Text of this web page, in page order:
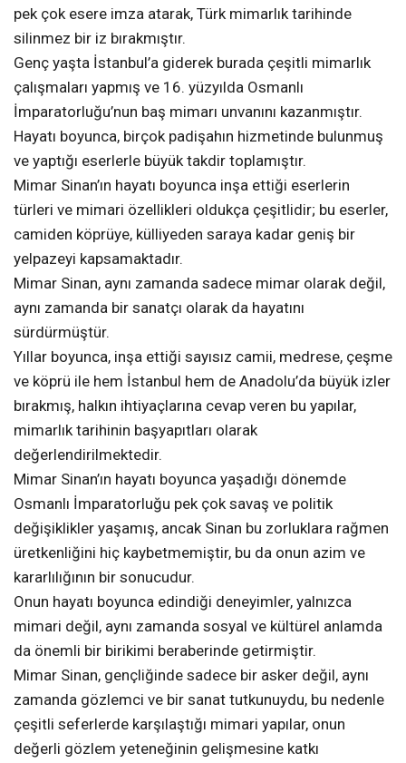
pek çok esere imza atarak, Türk mimarlık tarihinde
silinmez bir iz bırakmıştır.
Genç yaşta İstanbul’a giderek burada çeşitli mimarlık
çalışmaları yapmış ve 16. yüzyılda Osmanlı
İmparatorluğu’nun baş mimarı unvanını kazanmıştır.
Hayatı boyunca, birçok padişahın hizmetinde bulunmuş
ve yaptığı eserlerle büyük takdir toplamıştır.
Mimar Sinan’ın hayatı boyunca inşa ettiği eserlerin
türleri ve mimari özellikleri oldukça çeşitlidir; bu eserler,
camiden köprüye, külliyeden saraya kadar geniş bir
yelpazeyi kapsamaktadır.
Mimar Sinan, aynı zamanda sadece mimar olarak değil,
aynı zamanda bir sanatçı olarak da hayatını
sürdürmüştür.
Yıllar boyunca, inşa ettiği sayısız camii, medrese, çeşme
ve köprü ile hem İstanbul hem de Anadolu’da büyük izler
bırakmış, halkın ihtiyaçlarına cevap veren bu yapılar,
mimarlık tarihinin başyapıtları olarak
değerlendirilmektedir.
Mimar Sinan’ın hayatı boyunca yaşadığı dönemde
Osmanlı İmparatorluğu pek çok savaş ve politik
değişiklikler yaşamış, ancak Sinan bu zorluklara rağmen
üretkenliğini hiç kaybetmemiştir, bu da onun azim ve
kararlılığının bir sonucudur.
Onun hayatı boyunca edindiği deneyimler, yalnızca
mimari değil, aynı zamanda sosyal ve kültürel anlamda
da önemli bir birikimi beraberinde getirmiştir.
Mimar Sinan, gençliğinde sadece bir asker değil, aynı
zamanda gözlemci ve bir sanat tutkunuydu, bu nedenle
çeşitli seferlerde karşılaştığı mimari yapılar, onun
değerli gözlem yeteneğinin gelişmesine katkı